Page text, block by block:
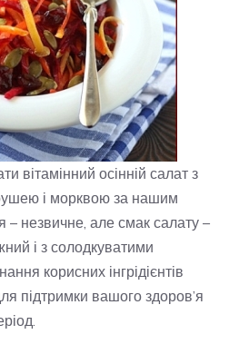
вітамінний осінній салат з
і морквою за нашим
незвичне, але смак салату –
і з солодкуватими
корисних інгрідієнтів
підтримки вашого здоров’я